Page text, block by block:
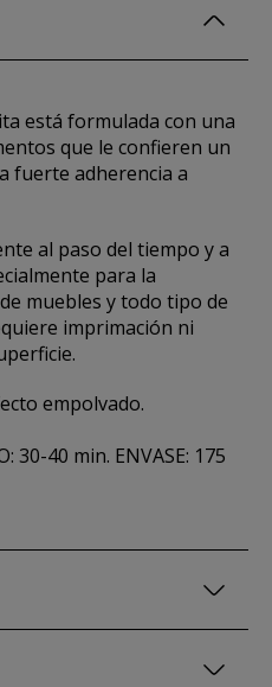
está formulada con una
que le confieren un
fuerte adherencia a
al paso del tiempo y a
para la
muebles y todo tipo de
imprimación ni
empolvado.
30-40 min. ENVASE: 175